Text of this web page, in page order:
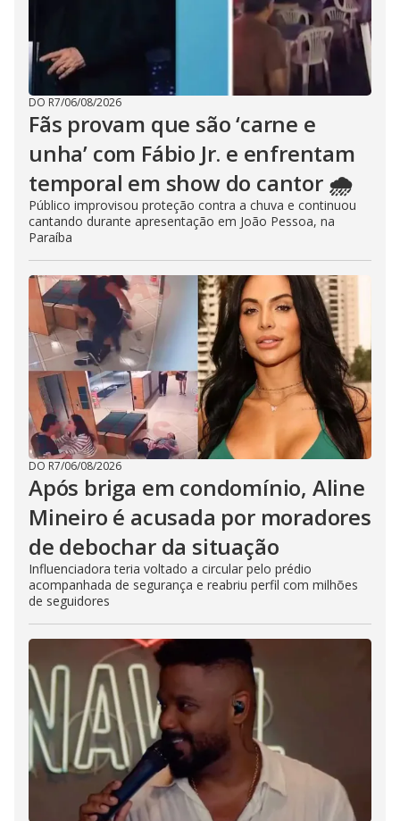
DO R7/06/08/2026
Fãs provam que são ‘carne e
unha’ com Fábio Jr. e enfrentam
temporal em show do cantor 🌧️
Público improvisou proteção contra a chuva e continuou
cantando durante apresentação em João Pessoa, na
Paraíba
DO R7/06/08/2026
Após briga em condomínio, Aline
Mineiro é acusada por moradores
de debochar da situação
Influenciadora teria voltado a circular pelo prédio
acompanhada de segurança e reabriu perfil com milhões
de seguidores